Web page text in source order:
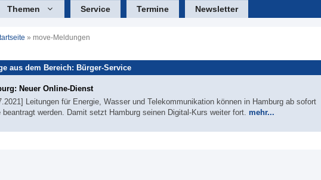
Themen Service Termine Newsletter
» move-Meldungen
aus dem Bereich: Bürger-Service
Neuer Online-Dienst
Leitungen für Energie, Wasser und Telekommunikation können in Hamburg ab sofort
beantragt werden. Damit setzt Hamburg seinen Digital-Kurs weiter fort. mehr...